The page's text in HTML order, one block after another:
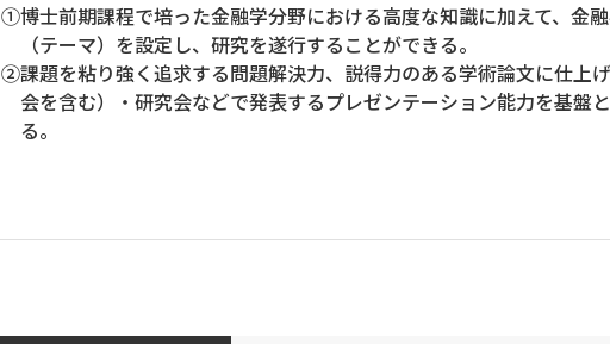
①博士前期課程で培った金融学分野における高度な知識に加えて、金
（テーマ）を設定し、研究を遂行することができる。
②課題を粘り強く追求する問題解決力、説得力のある学術論文に仕上
会を含む）・研究会などで発表するプレゼンテーション能力を基盤
る。